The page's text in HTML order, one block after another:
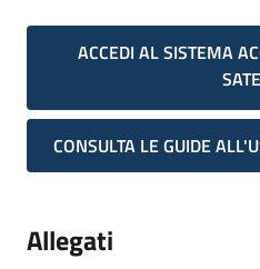
ACCEDI AL SISTEMA
CONSULTA LE GUIDE
Allegati